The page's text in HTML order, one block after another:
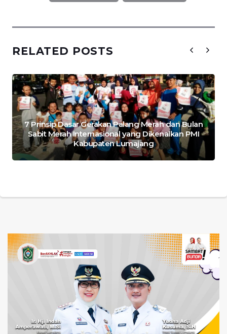
RELATED POSTS
7 Prinsip Dasar Gerakan Palang Merah dan Bulan
Sabit Merah Internasional yang Dikenalkan PMI
Kabupaten Lumajang